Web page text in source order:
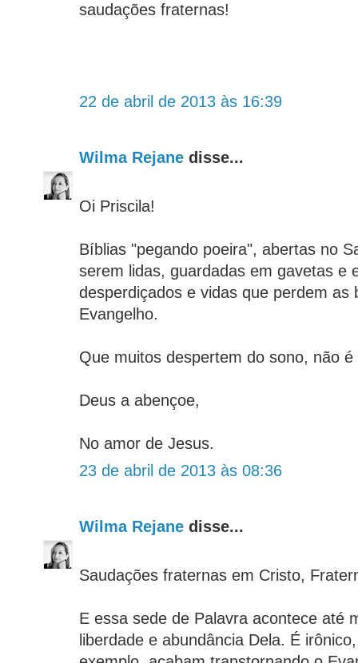
saudações fraternas!
22 de abril de 2013 às 16:39
Wilma Rejane disse...
Oi Priscila!
Bíblias "pegando poeira", abertas no
serem lidas, guardadas em gavetas e
desperdiçados e vidas que perdem as
Evangelho.
Que muitos despertem do sono, não é
Deus a abençoe,
No amor de Jesus.
23 de abril de 2013 às 08:36
Wilma Rejane disse...
Saudações fraternas em Cristo,
E essa sede de Palavra acontece até
liberdade e abundância Dela. É